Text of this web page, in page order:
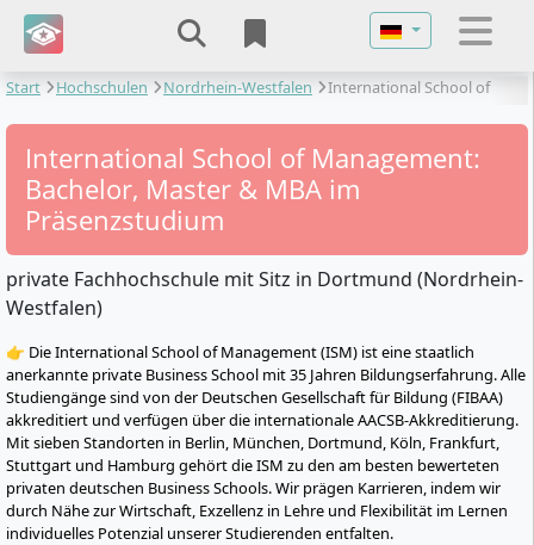
Sprache
Start Hochschulen Nordrhein-Westfalen
International School of
International School of Management:
Bachelor, Master & MBA im
Präsenzstudium
private Fachhochschule mit Sitz in Dortmund (Nordrhein-
Westfalen)
👉 Die International School of Management (ISM) ist eine staatlich
anerkannte private Business School mit 35 Jahren Bildungserfahrung. Alle
Studiengänge sind von der Deutschen Gesellschaft für Bildung (FIBAA)
akkreditiert und verfügen über die internationale AACSB-Akkreditierung.
Mit sieben Standorten in Berlin, München, Dortmund, Köln, Frankfurt,
Stuttgart und Hamburg gehört die ISM zu den am besten bewerteten
privaten deutschen Business Schools. Wir prägen Karrieren, indem wir
durch Nähe zur Wirtschaft, Exzellenz in Lehre und Flexibilität im Lernen
individuelles Potenzial unserer Studierenden entfalten.